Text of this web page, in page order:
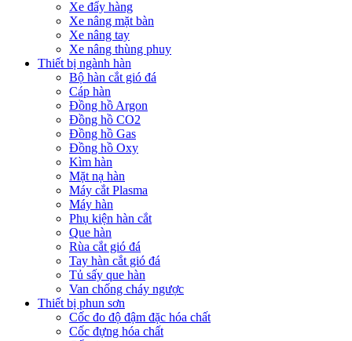
Xe đẩy hàng
Xe nâng mặt bàn
Xe nâng tay
Xe nâng thùng phuy
Thiết bị ngành hàn
Bộ hàn cắt gió đá
Cáp hàn
Đồng hồ Argon
Đồng hồ CO2
Đồng hồ Gas
Đồng hồ Oxy
Kìm hàn
Mặt nạ hàn
Máy cắt Plasma
Máy hàn
Phụ kiện hàn cắt
Que hàn
Rùa cắt gió đá
Tay hàn cắt gió đá
Tủ sấy que hàn
Van chống cháy ngược
Thiết bị phun sơn
Cốc đo độ đậm đặc hóa chất
Cốc đựng hóa chất